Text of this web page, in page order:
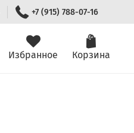
+7 (915) 788-07-16
Избранное Корзина